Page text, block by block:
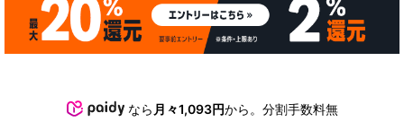
なら 月々1,093円から。分割手数料無